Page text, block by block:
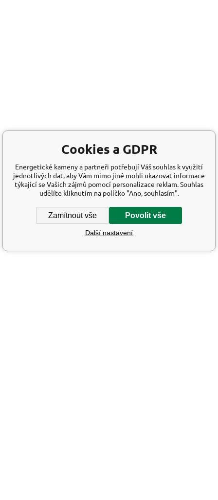
Cookies a GDPR
Energetické kameny a partneři potřebují Váš souhlas k využití
jednotlivých dat, aby Vám mimo jiné mohli ukazovat informace
týkající se Vašich zájmů pomocí personalizace reklam. Souhlas
udělíte kliknutím na políčko "Ano, souhlasím".
Zamítnout vše Povolit vše
Další nastavení